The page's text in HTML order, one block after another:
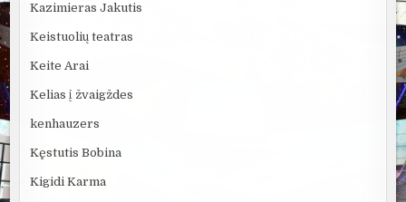
Kazimieras Jakutis
Keistuolių teatras
Keite Arai
Kelias į žvaigždes
kenhauzers
Kęstutis Bobina
Kigidi Karma